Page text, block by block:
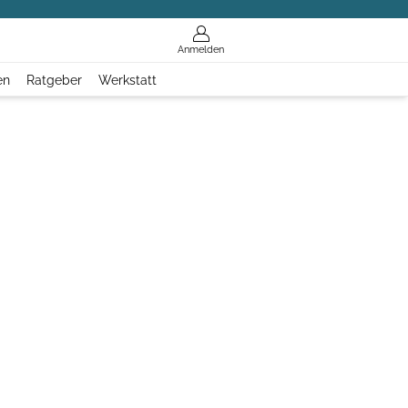
Anmelden
Ratgeber Werkstatt